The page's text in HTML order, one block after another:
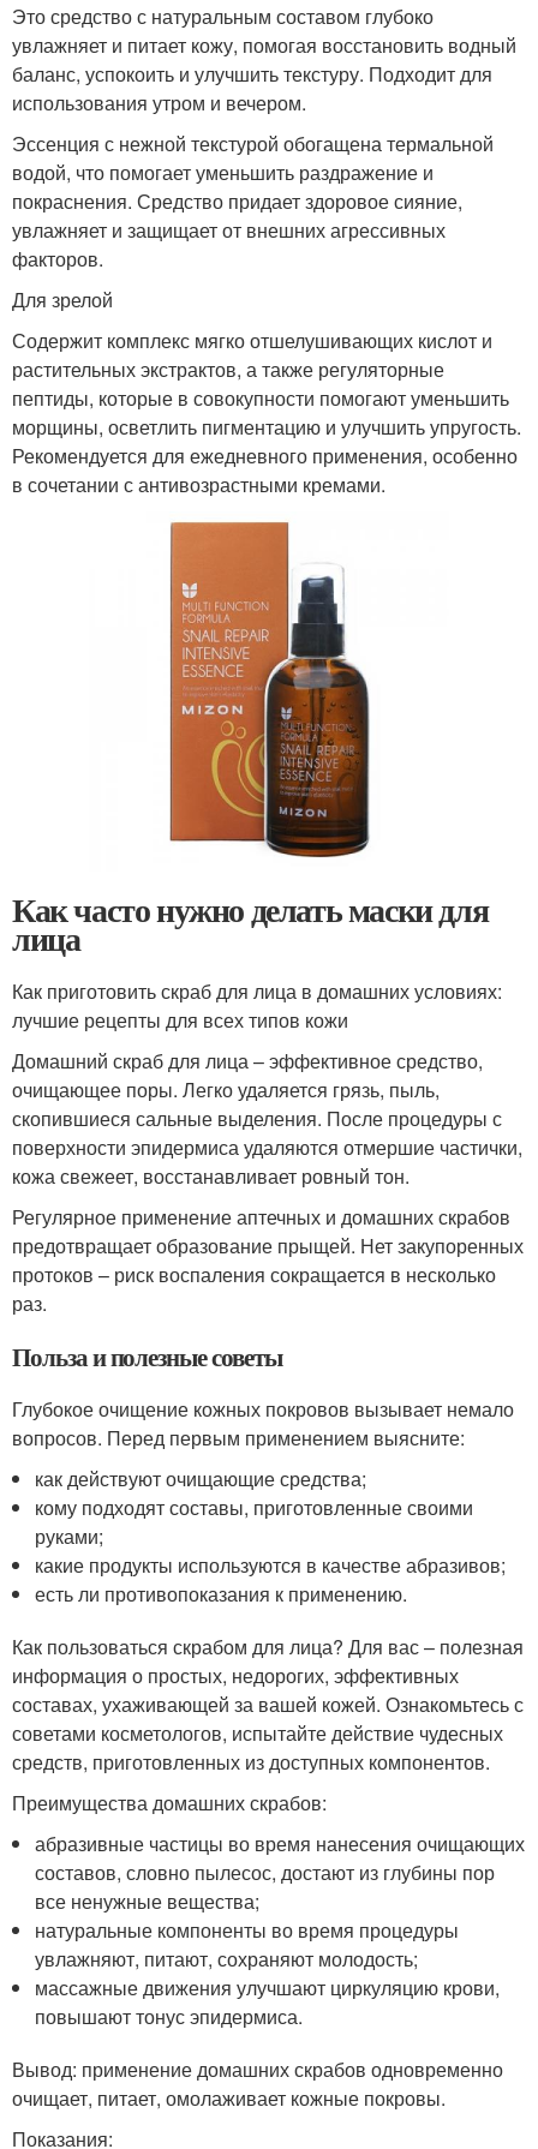
Это средство с натуральным составом глубоко
увлажняет и питает кожу, помогая восстановить водный
баланс, успокоить и улучшить текстуру. Подходит для
использования утром и вечером.
Эссенция с нежной текстурой обогащена термальной
водой, что помогает уменьшить раздражение и
покраснения. Средство придает здоровое сияние,
увлажняет и защищает от внешних агрессивных
факторов​.
Для зрелой
Содержит комплекс мягко отшелушивающих кислот и
растительных экстрактов, а также регуляторные
пептиды, которые в совокупности помогают уменьшить
морщины, осветлить пигментацию и улучшить упругость.
Рекомендуется для ежедневного применения, особенно
в сочетании с антивозрастными кремами.
Как часто нужно делать маски для
лица
Как приготовить скраб для лица в домашних условиях:
лучшие рецепты для всех типов кожи
Домашний скраб для лица – эффективное средство,
очищающее поры. Легко удаляется грязь, пыль,
скопившиеся сальные выделения. После процедуры с
поверхности эпидермиса удаляются отмершие частички,
кожа свежеет, восстанавливает ровный тон.
Регулярное применение аптечных и домашних скрабов
предотвращает образование прыщей. Нет закупоренных
протоков – риск воспаления сокращается в несколько
раз.
Польза и полезные советы
Глубокое очищение кожных покровов вызывает немало
вопросов. Перед первым применением выясните:
как действуют очищающие средства;
кому подходят составы, приготовленные своими
руками;
какие продукты используются в качестве абразивов;
есть ли противопоказания к применению.
Как пользоваться скрабом для лица? Для вас – полезная
информация о простых, недорогих, эффективных
составах, ухаживающей за вашей кожей. Ознакомьтесь с
советами косметологов, испытайте действие чудесных
средств, приготовленных из доступных компонентов.
Преимущества домашних скрабов:
абразивные частицы во время нанесения очищающих
составов, словно пылесос, достают из глубины пор
все ненужные вещества;
натуральные компоненты во время процедуры
увлажняют, питают, сохраняют молодость;
массажные движения улучшают циркуляцию крови,
повышают тонус эпидермиса.
Вывод: применение домашних скрабов одновременно
очищает, питает, омолаживает кожные покровы.
Показания: